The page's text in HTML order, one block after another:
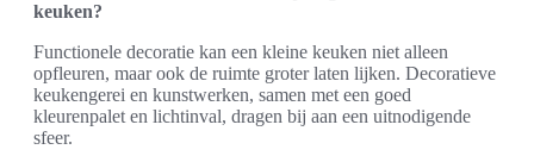
keuken?
Functionele decoratie kan een kleine keuken niet alleen
opfleuren, maar ook de ruimte groter laten lijken. Decoratieve
keukengerei en kunstwerken, samen met een goed
kleurenpalet en lichtinval, dragen bij aan een uitnodigende
sfeer.